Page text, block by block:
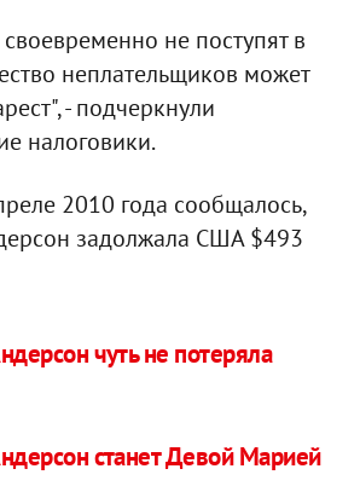
не поступят в
неплательщиков может
- подчеркнули
налоговики.
2010 года сообщалось,
задолжала США $493
чуть не потеряла
станет Девой Марией